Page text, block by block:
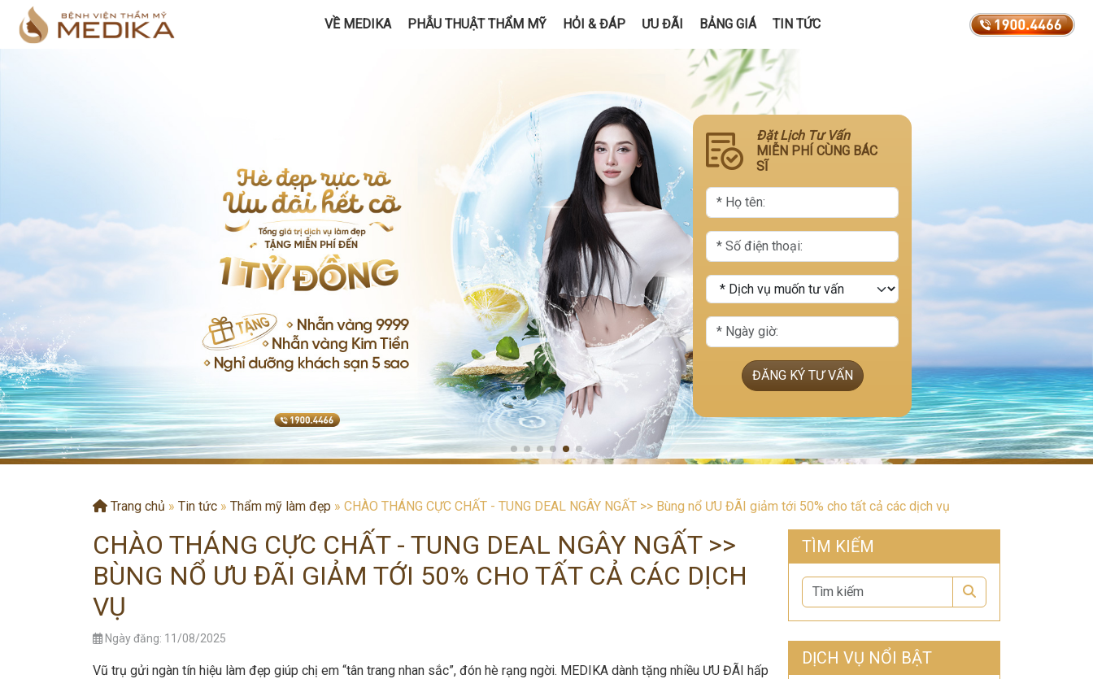
VỀ MEDIKA PHẪU THUẬT THẨM MỸ HỎI & ĐÁP ƯU ĐÃI BẢNG GIÁ TIN TỨC
Đặt Lịch Tư Vấn
MIỄN PHÍ CÙNG BÁC
SĨ
ĐĂNG KÝ TƯ VẤN
Trang chủ » Tin tức » Thẩm mỹ làm đẹp » CHÀO THÁNG CỰC CHẤT - TUNG DEAL NGÂY NGẤT >> Bùng nổ ƯU ĐÃI giảm tới 50% cho tất cả các dịch vụ
CHÀO THÁNG CỰC CHẤT - TUNG DEAL NGÂY NGẤT >>
BÙNG NỔ ƯU ĐÃI GIẢM TỚI 50% CHO TẤT CẢ CÁC DỊCH
VỤ
Ngày đăng: 11/08/2025
Vũ trụ gửi ngàn tín hiệu làm đẹp giúp chị em “tân trang nhan sắc”, đón hè rạng ngời. MEDIKA dành tặng nhiều ƯU ĐÃI hấp
TÌM KIẾM
DỊCH VỤ NỔI BẬT